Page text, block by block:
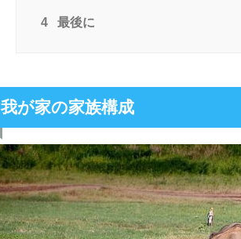
4 最後に
我が家の家族構成